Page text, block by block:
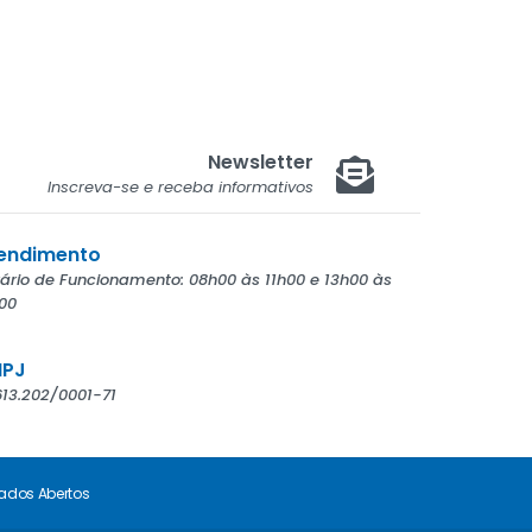
de Funcionamento: 08h00 às 11h00 e 13h00 às
0001-71
Newsletter
Inscreva-se e receba informativos
Abertos